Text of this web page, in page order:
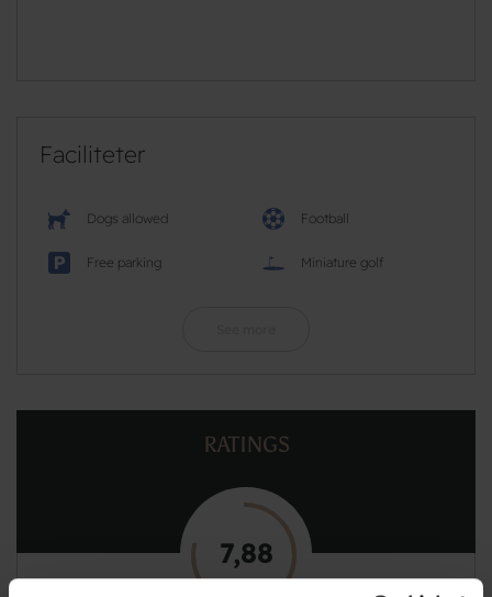
Faciliteter
Dogs allowed Football
Free parking Miniature golf
RATINGS
7,88